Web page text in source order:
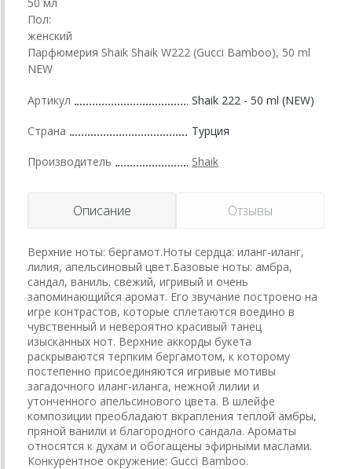
Пол:
женский
Парфюмерия Shaik Shaik W222 (Gucci Bamboo), 50 ml
NEW
Артикул Shaik 222 - 50 ml (NEW)
Страна Турция
Производитель Shaik
Описание Отзывы
Верхние ноты: бергамот.Ноты сердца: иланг-иланг,
лилия, апельсиновый цвет.Базовые ноты: амбра,
сандал, ваниль. свежий, игривый и очень
запоминающийся аромат. Его звучание построено на
игре контрастов, которые сплетаются воедино в
чувственный и невероятно красивый танец
изысканных нот. Верхние аккорды букета
раскрываются терпким бергамотом, к которому
постепенно присоединяются игривые мотивы
загадочного иланг-иланга, нежной лилии и
утонченного апельсинового цвета. В шлейфе
композиции преобладают вкрапления теплой амбры,
пряной ванили и благородного сандала. Ароматы
относятся к духам и обогащены эфирными маслами.
Конкурентное окружение: Gucci Bamboo.